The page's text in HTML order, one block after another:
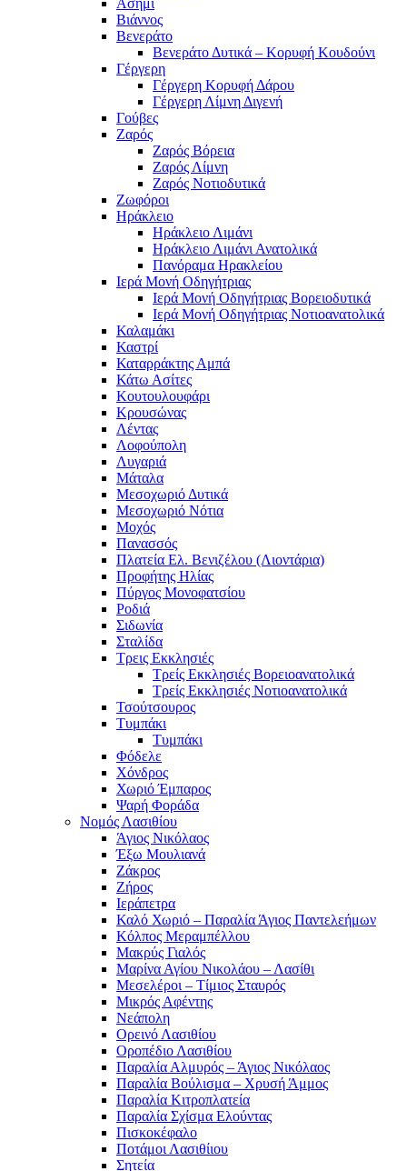
Ασήμι
Βιάννος
Βενεράτο
Βενεράτο Δυτικά – Κορυφή Κουδούνι
Γέργερη
Γέργερη Κορυφή Δάρου
Γέργερη Λίμνη Διγενή
Γούβες
Ζαρός
Ζαρός Βόρεια
Ζαρός Λίμνη
Ζαρός Νοτιοδυτικά
Ζωφόροι
Ηράκλειο
Ηράκλειο Λιμάνι
Ηράκλειο Λιμάνι Ανατολικά
Πανόραμα Ηρακλείου
Ιερά Μονή Οδηγήτριας
Ιερά Μονή Οδηγήτριας Βορειοδυτικά
Ιερά Μονή Οδηγήτριας Νοτιοανατολικά
Καλαμάκι
Καστρί
Καταρράκτης Αμπά
Κάτω Ασίτες
Κουτουλουφάρι
Κρουσώνας
Λέντας
Λοφούπολη
Λυγαριά
Μάταλα
Μεσοχωριό Δυτικά
Μεσοχωριό Νότια
Μοχός
Πανασσός
Πλατεία Ελ. Βενιζέλου (Λιοντάρια)
Προφήτης Ηλίας
Πύργος Μονοφατσίου
Ροδιά
Σιδωνία
Σταλίδα
Τρεις Εκκλησιές
Τρείς Εκκλησιές Βορειοανατολικά
Τρείς Εκκλησιές Νοτιοανατολικά
Τσούτσουρος
Τυμπάκι
Τυμπάκι
Φόδελε
Χόνδρος
Χωριό Έμπαρος
Ψαρή Φοράδα
Νομός Λασιθίου
Άγιος Νικόλαος
Έξω Μουλιανά
Ζάκρος
Ζήρος
Ιεράπετρα
Καλό Χωριό – Παραλία Άγιος Παντελεήμων
Κόλπος Μεραμπέλλου
Μακρύς Γιαλός
Μαρίνα Αγίου Νικολάου – Λασίθι
Μεσελέροι – Τίμιος Σταυρός
Μικρός Αφέντης
Νεάπολη
Ορεινό Λασιθίου
Οροπέδιο Λασιθίου
Παραλία Αλμυρός – Άγιος Νικόλαος
Παραλία Βούλισμα – Χρυσή Άμμος
Παραλία Κιτροπλατεία
Παραλία Σχίσμα Ελούντας
Πισκοκέφαλο
Ποτάμοι Λασιθίιου
Σητεία